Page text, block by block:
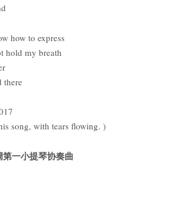
how to express
hold my breath
there
song, with tears flowing. )
一小提琴协奏曲